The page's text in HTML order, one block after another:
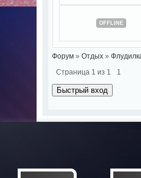
OFFLINE
Форум » Отдых »
Страница 1 из 1 1